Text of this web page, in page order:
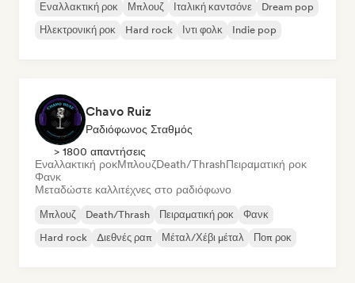
Εναλλακτική ροκ Μπλουζ Ιταλική καντσόνε
Dream pop
Ηλεκτρονική ροκ
Hard rock Ιντι φολκ Indie pop
Chavo Ruiz
Ραδιόφωνος Σταθμός
> 1800 απαντήσεις
Εναλλακτική ροκΜπλουζDeath/ThrashΠειραματική ροκ
Φανκ
Μεταδώστε καλλιτέχνες στο ραδιόφωνο
Μπλουζ Death/Thrash Πειραματική ροκ
Φανκ
Hard rock
Διεθνές ραπ Μέταλ/Χέβι μέταλ Ποπ ροκ